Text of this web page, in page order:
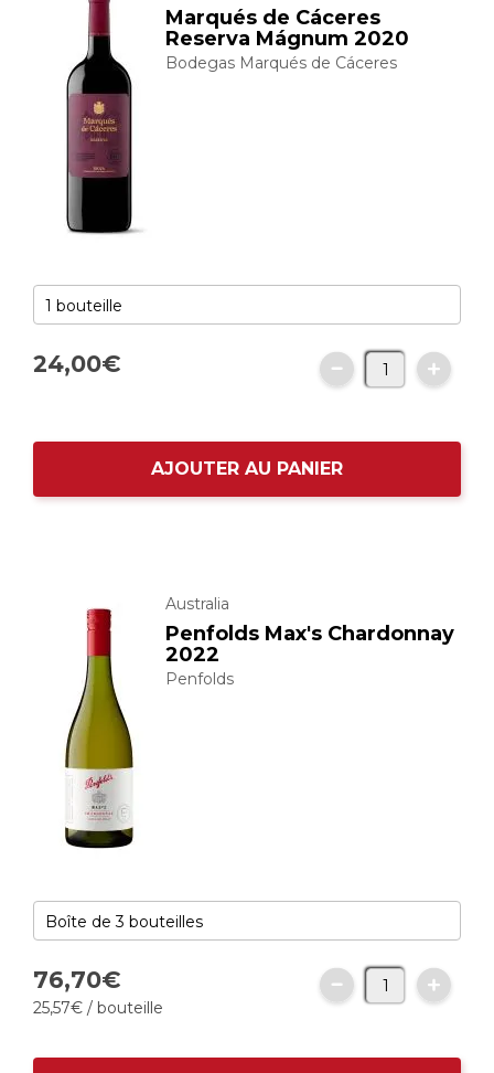
Marqués de Cáceres
Reserva Mágnum 2020
Bodegas Marqués de Cáceres
24,00€
AJOUTER AU PANIER
Australia
Penfolds Max's Chardonnay
2022
Penfolds
76,70€
25,57€ / bouteille